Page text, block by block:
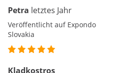
Petra letztes Jahr
Veröffentlicht auf Expondo
Slovakia
Kladkostros